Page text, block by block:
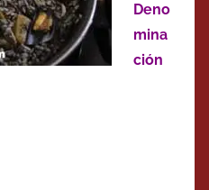
Deno
mina
ción